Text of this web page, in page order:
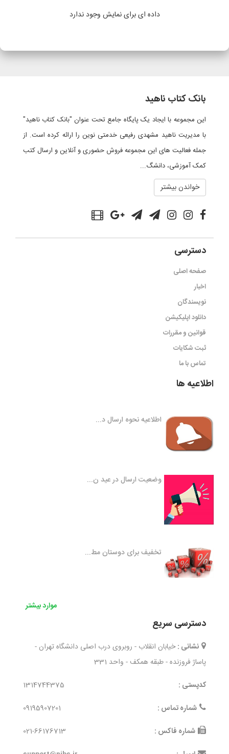
داده ای برای نمایش وجود ندارد
بانک کتاب ناهید
این مجموعه با ایجاد یک پایگاه جامع تحت عنوان "بانک کتاب ناهید"
با مدیریت ناهید مشهدی رفیعی خدمتی نوین را ارائه کرده است. از
جمله فعالیت های این مجموعه فروش حضوری و آنلاین و ارسال کتب
کمک آموزشی، دانشگ...
خواندن بیشتر
دسترسی
صفحه اصلی
اخبار
نویسندگان
دانلود اپلیکیشن
قوانین و مقررات
ثبت شکایات
تماس با ما
اطلاعیه ها
اطلاعیه نحوه ارسال د...
وضعیت ارسال در عید ن...
تخفیف برای دوستان مط...
موارد بیشتر
دسترسی سریع
نشانی : خیابان انقلاب - روبروی درب اصلی دانشگاه تهران -
پاساژ فروزنده - طبقه همکف - واحد 331
کدپستی :
1314744375
شماره تماس :
09195907201
شماره فاکس :
021-66176713